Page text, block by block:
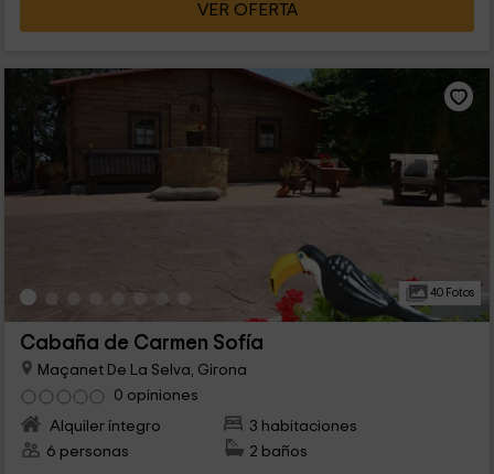
VER OFERTA
40 Fotos
Cabaña de Carmen Sofía
Maçanet De La Selva, Girona
0 opiniones
Alquiler íntegro
3 habitaciones
6 personas
2 baños